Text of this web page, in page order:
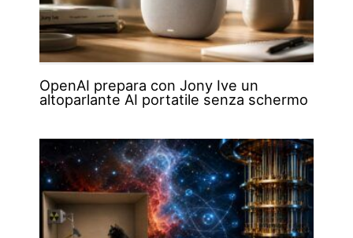
OpenAI prepara con Jony Ive un
altoparlante AI portatile senza schermo